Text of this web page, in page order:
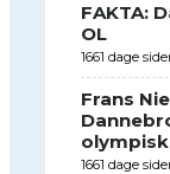
FAKTA:
OL
1661 dage
Frans
1661 dage